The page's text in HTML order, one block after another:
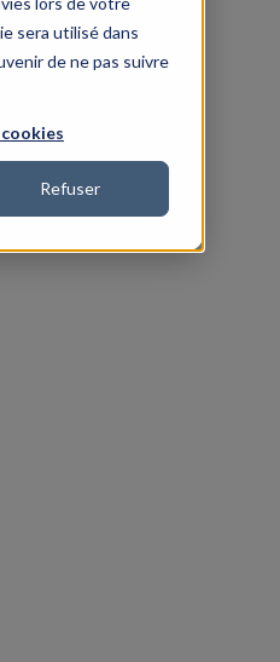
sera utilisé dans
de ne pas suivre
Refuser